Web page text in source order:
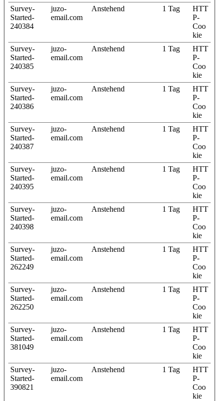
Survey-
Started-
240384
juzo-
email.com
Anstehend 1 Tag
HTT
P-
Coo
kie
Survey-
Started-
240385
juzo-
email.com
Anstehend 1 Tag
HTT
P-
Coo
kie
Survey-
Started-
240386
juzo-
email.com
Anstehend 1 Tag
HTT
P-
Coo
kie
Survey-
Started-
240387
juzo-
email.com
Anstehend 1 Tag
HTT
P-
Coo
kie
Survey-
Started-
240395
juzo-
email.com
Anstehend 1 Tag
HTT
P-
Coo
kie
Survey-
Started-
240398
juzo-
email.com
Anstehend 1 Tag
HTT
P-
Coo
kie
Survey-
Started-
262249
juzo-
email.com
Anstehend 1 Tag
HTT
P-
Coo
kie
Survey-
Started-
262250
juzo-
email.com
Anstehend 1 Tag
HTT
P-
Coo
kie
Survey-
Started-
381049
juzo-
email.com
Anstehend 1 Tag
HTT
P-
Coo
kie
Survey-
Started-
390821
juzo-
email.com
Anstehend 1 Tag
HTT
P-
Coo
kie